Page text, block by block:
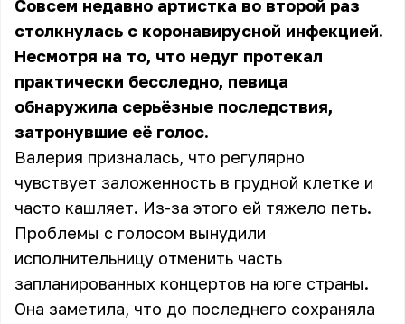
Совсем недавно артистка во второй раз
столкнулась с коронавирусной инфекцией.
Несмотря на то, что недуг протекал
практически бесследно, певица
обнаружила серьёзные последствия,
затронувшие её голос.
Валерия призналась, что регулярно
чувствует заложенность в грудной клетке и
часто кашляет. Из-за этого ей тяжело петь.
Проблемы с голосом вынудили
исполнительницу отменить часть
запланированных концертов на юге страны.
Она заметила, что до последнего сохраняла